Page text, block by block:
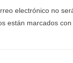
electrónico no
están marcados con